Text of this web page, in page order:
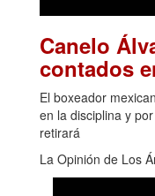
Canelo
contados
El boxeador
en la disciplina y
retirará
La Opinión de Los